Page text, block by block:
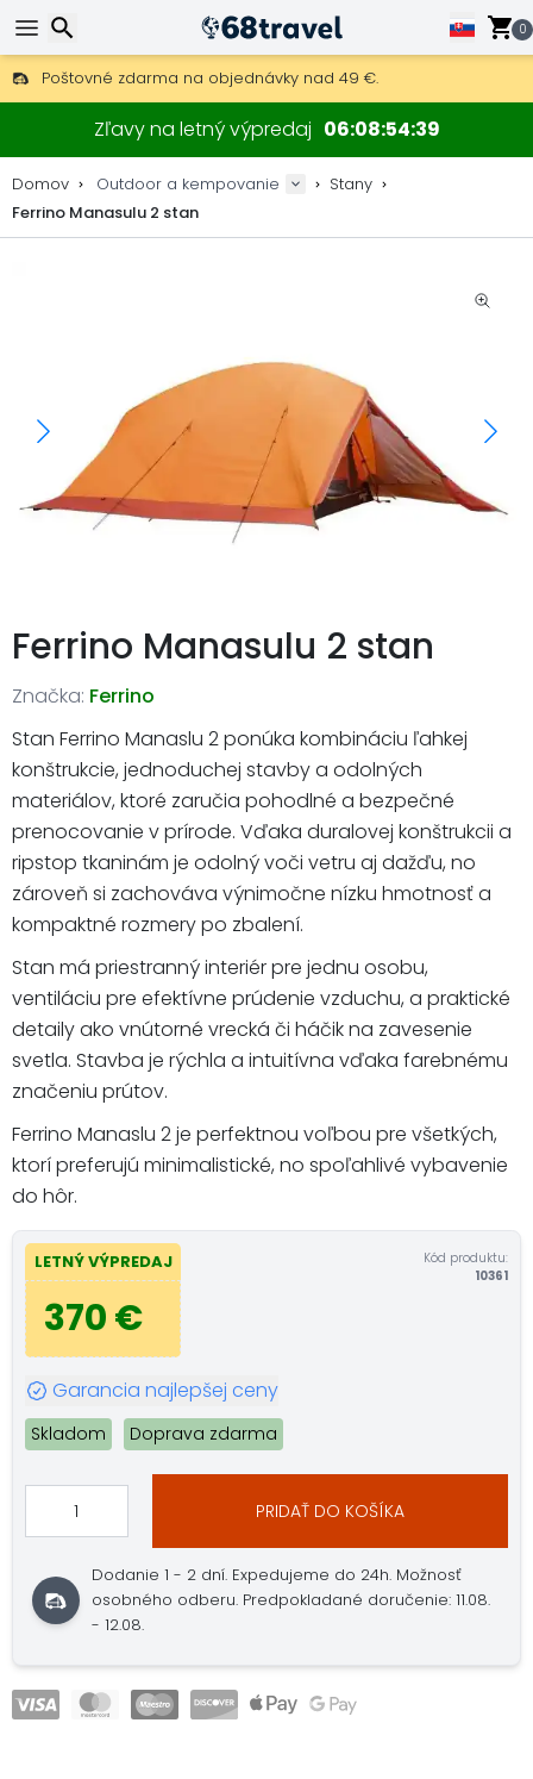
0
Poštovné zdarma na objednávky nad 49 €.
30 dní na vrátenie, 90 dní na drevené mapy a dekorácie.
Najlepšie ceny na outdoor vybavenie a doplnky.
Zľavy na letný výpredaj 06085439
Domov Outdoor a kempovanie
Stany
Ferrino Manasulu 2 stan
Ferrino Manasulu 2 stan
Značka: Ferrino
Stan Ferrino Manaslu 2 ponúka kombináciu ľahkej
konštrukcie, jednoduchej stavby a odolných
materiálov, ktoré zaručia pohodlné a bezpečné
prenocovanie v prírode. Vďaka duralovej konštrukcii a
ripstop tkaninám je odolný voči vetru aj dažďu, no
zároveň si zachováva výnimočne nízku hmotnosť a
kompaktné rozmery po zbalení.
Stan má priestranný interiér pre jednu osobu,
ventiláciu pre efektívne prúdenie vzduchu, a praktické
detaily ako vnútorné vrecká či háčik na zavesenie
svetla. Stavba je rýchla a intuitívna vďaka farebnému
značeniu prútov.
Ferrino Manaslu 2 je perfektnou voľbou pre všetkých,
ktorí preferujú minimalistické, no spoľahlivé vybavenie
do hôr.
LETNÝ VÝPREDAJ
370 €
Kód produktu:
10361
Garancia najlepšej ceny
Skladom Doprava zdarma
PRIDAŤ DO KOŠÍKA
Dodanie 1 - 2 dní. Expedujeme do 24h. Možnosť
osobného odberu. Predpokladané doručenie: 11.08.
- 12.08.
Hľadať